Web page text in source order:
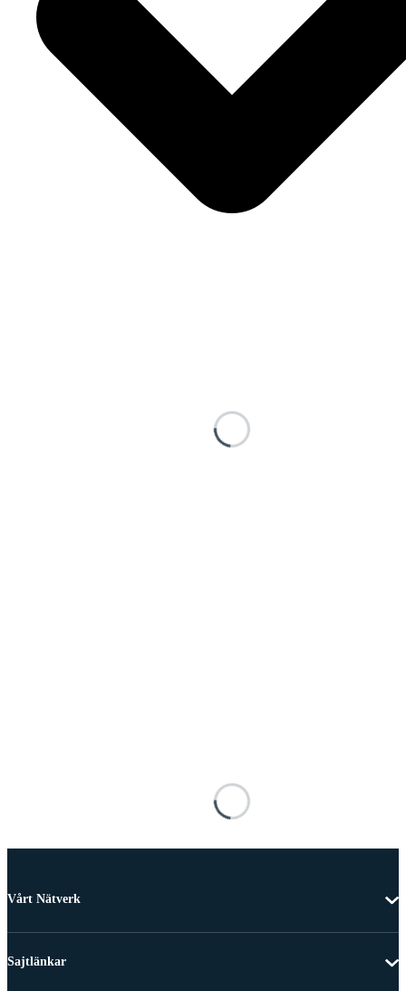
Vårt Nätverk
Sajtlänkar